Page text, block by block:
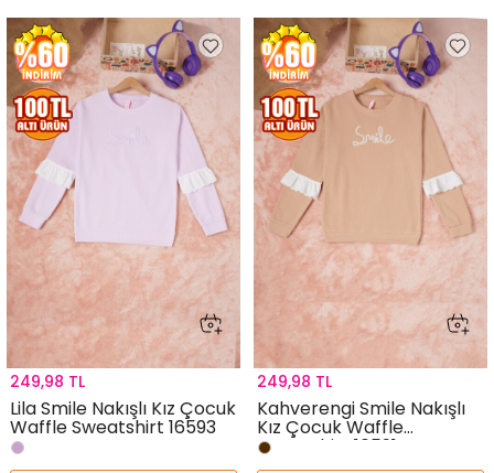
Lila Smile Nakışlı Kız Çocuk
Waffle Sweatshirt 16593
249,98 TL
Kahverengi Smile Nakışlı
Kız Çocuk Waffle
Sweatshirt 16591
249,98 TL